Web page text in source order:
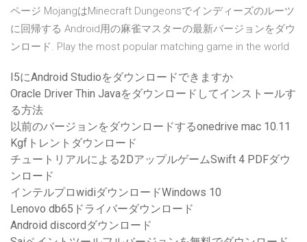
ページ MojangはMinecraft Dungeonsでインディーズのルーツ
に回帰する Android用の麻雀マスターの最新バージョンをダウ
ンロード. Play the most popular matching game in the world
I5にAndroid Studioをダウンロードできますか
Oracle Driver Thin Javaをダウンロードしてインストールす
る方法
以前のバージョンをダウンロードするonedrive mac 10.11
Kgfトレントダウンロード
チュートリアルによる2DアップルゲームSwift 4 PDFダウ
ンロード
インテルプロwidiダウンロードWindows 10
Lenovo db65ドライバーダウンロード
Android discordダウンロード